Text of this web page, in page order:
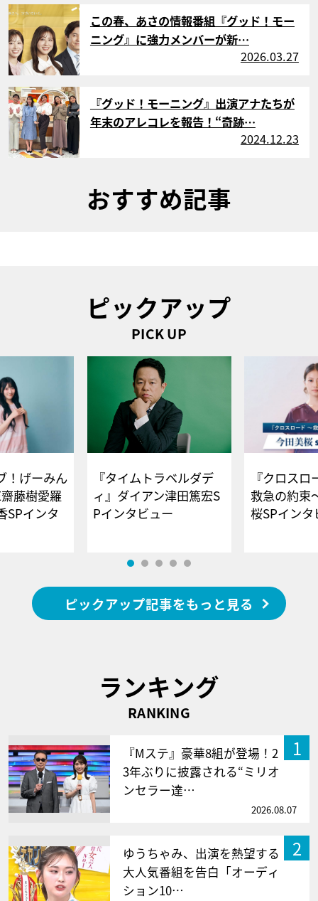
サムネイル
この春、あさの情報番組『グッド！モー
ニング』に強力メンバーが新…
2026.03.27
サムネイル
『グッド！モーニング』出演アナたちが
年末のアレコレを報告！“奇跡…
2024.12.23
おすすめ記事
ピックアップ
PICK UP
！げーみん
藤樹愛羅
SPインタ
『タイムトラベルダデ
ィ』ダイアン津田篤宏S
Pインタビュー
『クロス
救急の約束
桜SPイ
ピックアップ記事をもっと見る
ランキング
RANKING
1
『Mステ』豪華8組が登場！2
3年ぶりに披露される“ミリオ
ンセラー達…
2026.08.07
2
ゆうちゃみ、出演を熱望する
大人気番組を告白「オーディ
ション10…